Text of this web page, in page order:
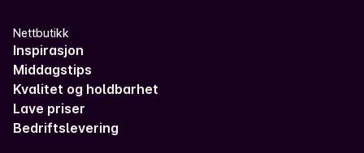
Nettbutikk
Inspirasjon
Middagstips
Kvalitet og holdbarhet
Lave priser
Bedriftslevering